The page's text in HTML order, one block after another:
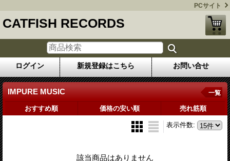
PCサイト
CATFISH RECORDS
ログイン 新規登録はこちら お問い合せ
IMPURE MUSIC 一覧
おすすめ順 価格の安い順 売れ筋順
表示件数:
該当商品はありません